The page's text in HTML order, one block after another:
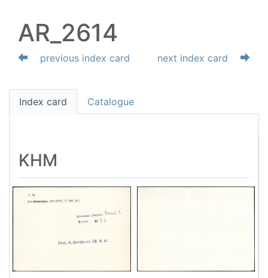
AR_2614
previous index card next index card
Index card Catalogue
KHM